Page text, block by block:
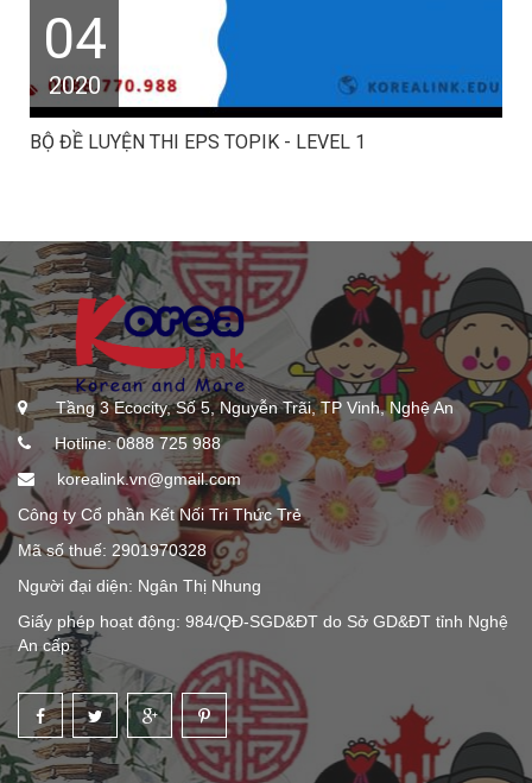
04
2020
BỘ ĐỀ LUYỆN THI EPS TOPIK - LEVEL 1
Tầng 3 Ecocity, Số 5, Nguyễn Trãi, TP Vinh, Nghệ An
Hotline: 0888 725 988
korealink.vn@gmail.com
Công ty Cổ phần Kết Nối Tri Thức Trẻ
Mã số thuế: 2901970328
Người đại diện: Ngân Thị Nhung
Giấy phép hoạt động: 984/QĐ-SGD&ĐT do Sở GD&ĐT tỉnh Nghệ
An cấp